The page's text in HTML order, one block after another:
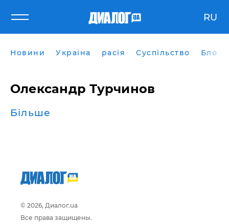
RU
Новини Україна расія Суспільство Блоги
Олександр Турчинов
Більше
© 2026, Диалог.ua
Все права защищены.